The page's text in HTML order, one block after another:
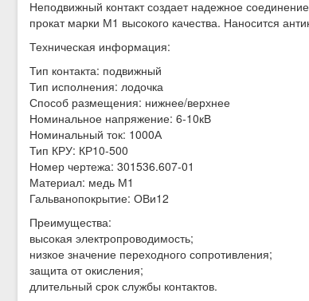
Неподвижный контакт создает надежное
прокат марки М1 высокого качества. Наносится
Техническая информация:
Тип контакта: подвижный
Тип исполнения: лодочка
Способ размещения: нижнее/верхнее
Номинальное напряжение: 6-10кВ
Номинальный ток: 1000А
Тип КРУ: КР10-500
Номер чертежа: 301536.607-01
Материал: медь М1
Гальванопокрытие: ОВи12
Преимущества:
высокая электропроводимость;
низкое значение переходного сопротивления;
защита от окисления;
длительный срок службы контактов.